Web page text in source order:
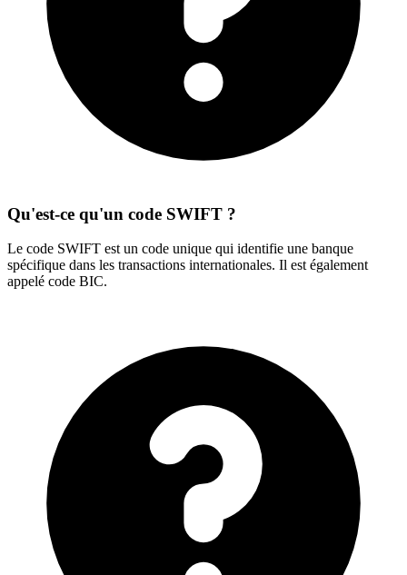
Qu'est-ce qu'un code SWIFT ?
Le code SWIFT est un code unique qui identifie une banque
spécifique dans les transactions internationales. Il est également
appelé code BIC.